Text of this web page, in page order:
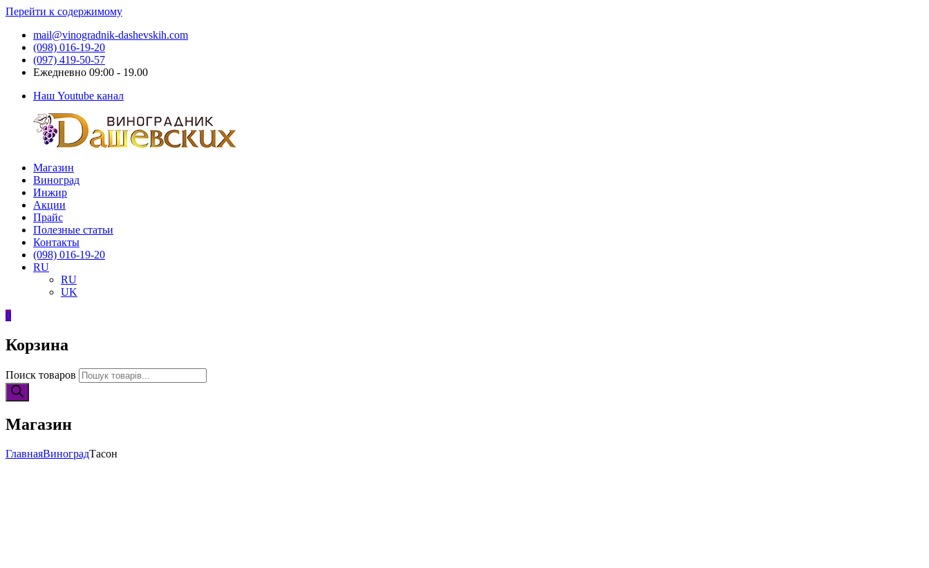
Перейти к содержимому
mail@vinogradnik-dashevskih.com
(098) 016-19-20
(097) 419-50-57
Ежедневно 09:00 - 19.00
Наш Youtube канал
Виноградник
Дашевских
Саженцы
черенки
винограда
Магазин
Виноград
Инжир
Акции
Прайс
Полезные статьи
Контакты
(098) 016-19-20
RU
RU
UK
0
Корзина
Поиск товаров
Магазин
ГлавнаяВиноградТасон